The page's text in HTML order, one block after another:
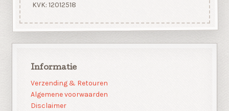
KVK: 12012518
Informatie
Verzending & Retouren
Algemene voorwaarden
Disclaimer